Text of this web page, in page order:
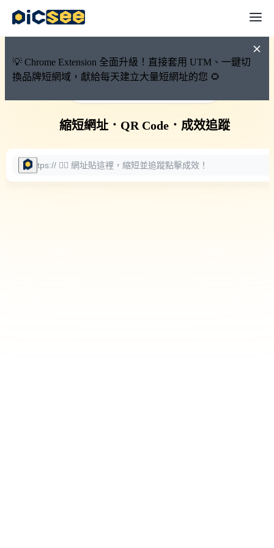
💡 Chrome Extension 全面升級！直接套用 UTM、一鍵切
換品牌短網域，獻給每天建立大量短網址的您 🌻
🚀 PicSee 短網址永久有效
縮短網址． QR Code． 成效追蹤